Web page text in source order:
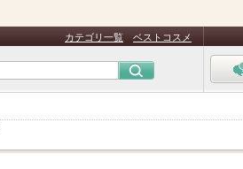
カテゴリ一覧 ベストコスメ